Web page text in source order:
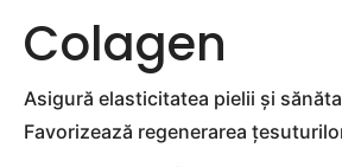
Colagen
Asigură elasticitatea pielii și
Favorizează regenerarea